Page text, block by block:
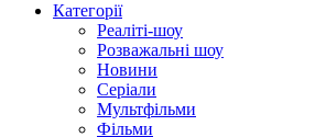
Категорії
Реаліті-шоу
Розважальні шоу
Новини
Серіали
Мультфільми
Фільми